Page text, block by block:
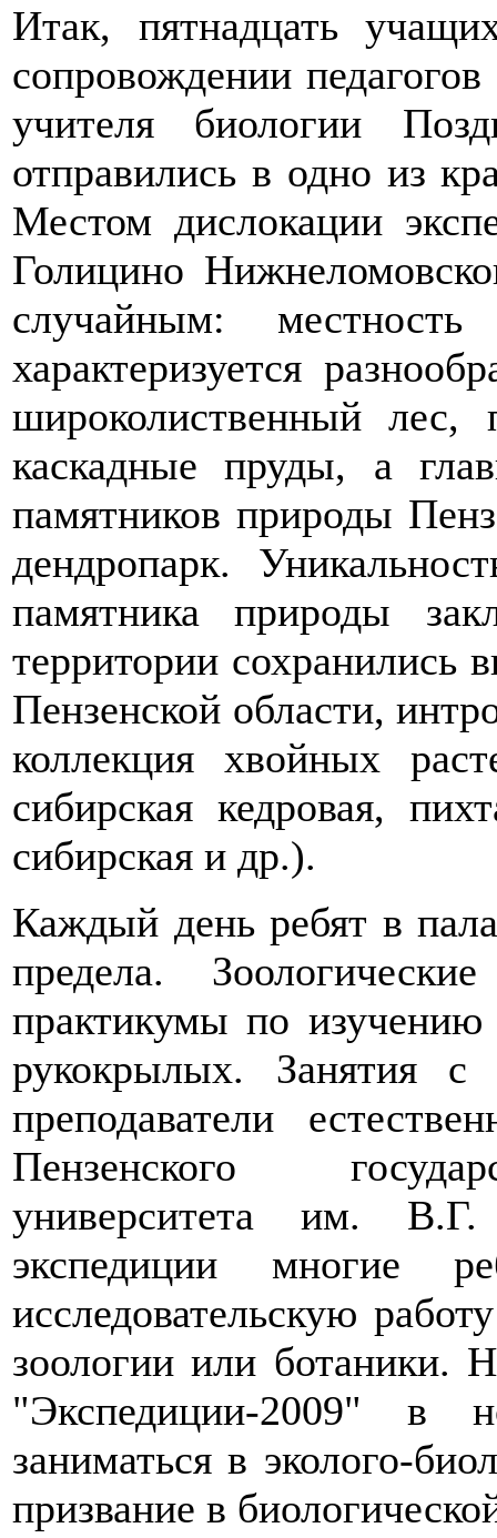
Итак, пятнадцать
сопровождении педагогов
учителя биологии
отправились в одно из
Местом дислокации
Голицино
случайным: местность
характеризуется
широколиственный
каскадные пруды, а
памятников природы
дендропарк.
памятника природы
территории сохранились
Пензенской области,
коллекция хвойных
сибирская кедровая,
сибирская и др.).
Каждый день ребят в
предела.
практикумы по
рукокрылых. Занятия
преподаватели
Пензенского
университета им.
экспедиции многие
исследовательскую
зоологии или ботаники.
"Экспедиции-2009" в
заниматься в эколого-
призвание в